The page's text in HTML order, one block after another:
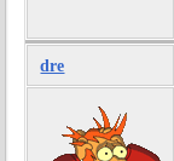
dre